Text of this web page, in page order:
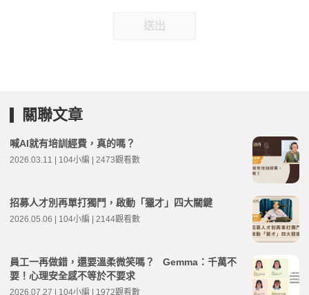
送出
關聯文章
喊AI就有培訓經費，真的嗎？
2026.03.11 | 104小編 | 2473觀看數
招募人才別再單打獨鬥，啟動「獵才」四大關鍵
2026.05.06 | 104小編 | 2144觀看數
員工一再做錯，還要溫柔微笑嗎？ Gemma：千萬不
要！心理安全感不等於不要求
2026.07.27 | 104小編 | 1972觀看數